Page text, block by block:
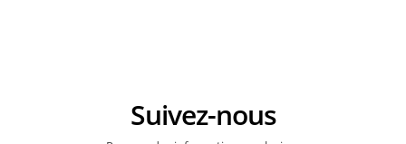
Suivez-nous